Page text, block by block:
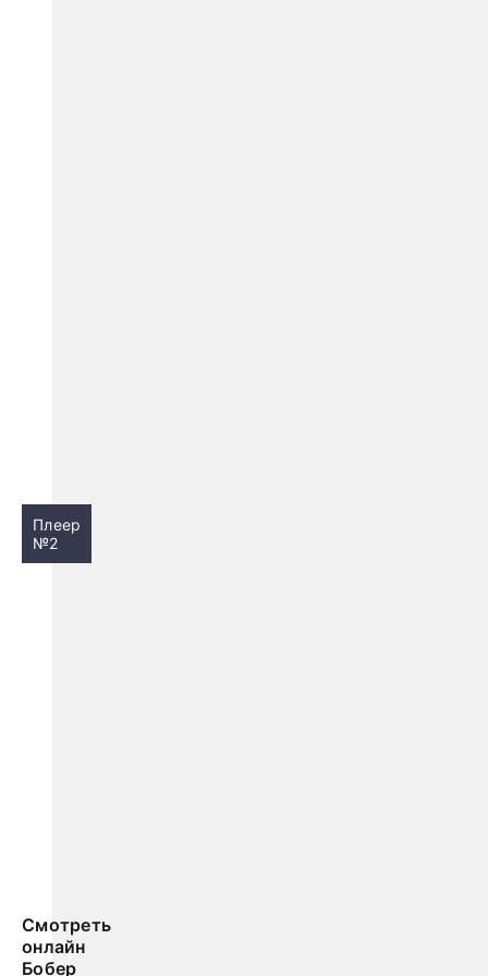
Плеер
№2
Смотреть
онлайн
Бобер